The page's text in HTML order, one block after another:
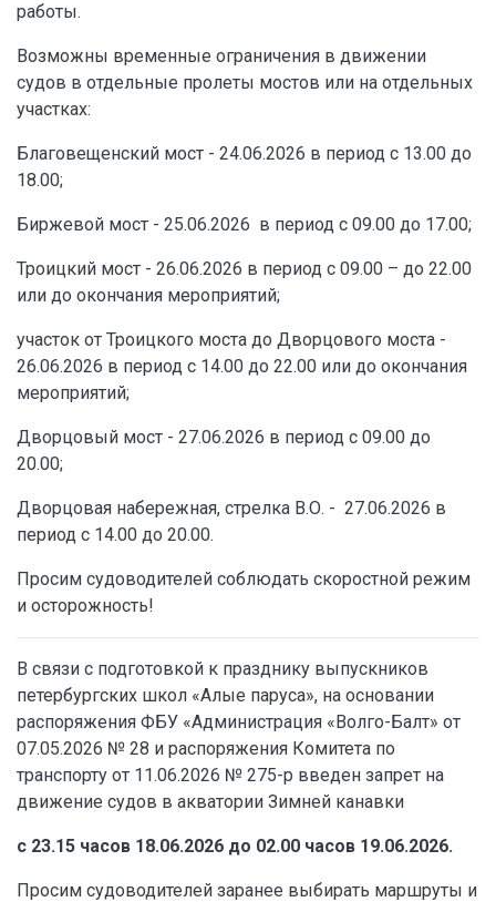
работы.
Возможны временные ограничения в движении
судов в отдельные пролеты мостов или на отдельных
участках:
Благовещенский мост - 24.06.2026 в период с 13.00 до
18.00;
Биржевой мост - 25.06.2026 в период с 09.00 до 17.00;
Троицкий мост - 26.06.2026 в период с 09.00 – до 22.00
или до окончания мероприятий;
участок от Троицкого моста до Дворцового моста -
26.06.2026 в период с 14.00 до 22.00 или до окончания
мероприятий;
Дворцовый мост - 27.06.2026 в период с 09.00 до
20.00;
Дворцовая набережная, стрелка В.О. - 27.06.2026 в
период с 14.00 до 20.00.
Просим судоводителей соблюдать скоростной режим
и осторожность!
В связи с подготовкой к празднику выпускников
петербургских школ «Алые паруса», на основании
распоряжения ФБУ «Администрация «Волго-Балт» от
07.05.2026 № 28 и распоряжения Комитета по
транспорту от 11.06.2026 № 275-р введен запрет на
движение судов в акватории Зимней канавки
с 23.15 часов 18.06.2026 до 02.00 часов 19.06.2026.
Просим судоводителей заранее выбирать маршруты и